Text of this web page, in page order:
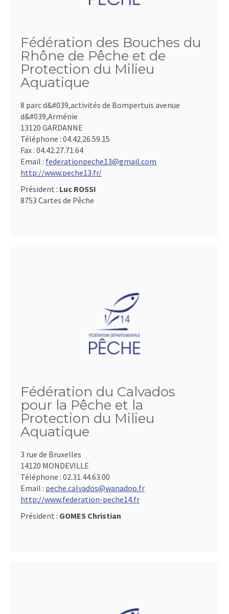
Fédération des Bouches du
Rhône de Pêche et de
Protection du Milieu
Aquatique
8 parc d&#039,activités de Bompertuis avenue
d&#039,Arménie
13120 GARDANNE
Téléphone : 04.42.26.59.15
Fax : 04.42.27.71.64
Email : federationpeche13@gmail.com
http://www.peche13.fr/
Président : Luc ROSSI
8753 Cartes de Pêche
Fédération du Calvados
pour la Pêche et la
Protection du Milieu
Aquatique
3 rue de Bruxelles
14120 MONDEVILLE
Téléphone : 02.31.44.63.00
Email : peche.calvados@wanadoo.fr
http://www.federation-peche14.fr
Président : GOMES Christian